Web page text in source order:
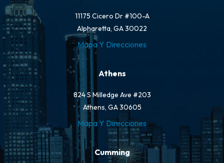
11175 Cicero Dr #100-A
Alpharetta, GA 30022
Mapa Y Direcciones
Athens
824 S Milledge Ave #203
Athens, GA 30605
Mapa Y Direcciones
Cumming